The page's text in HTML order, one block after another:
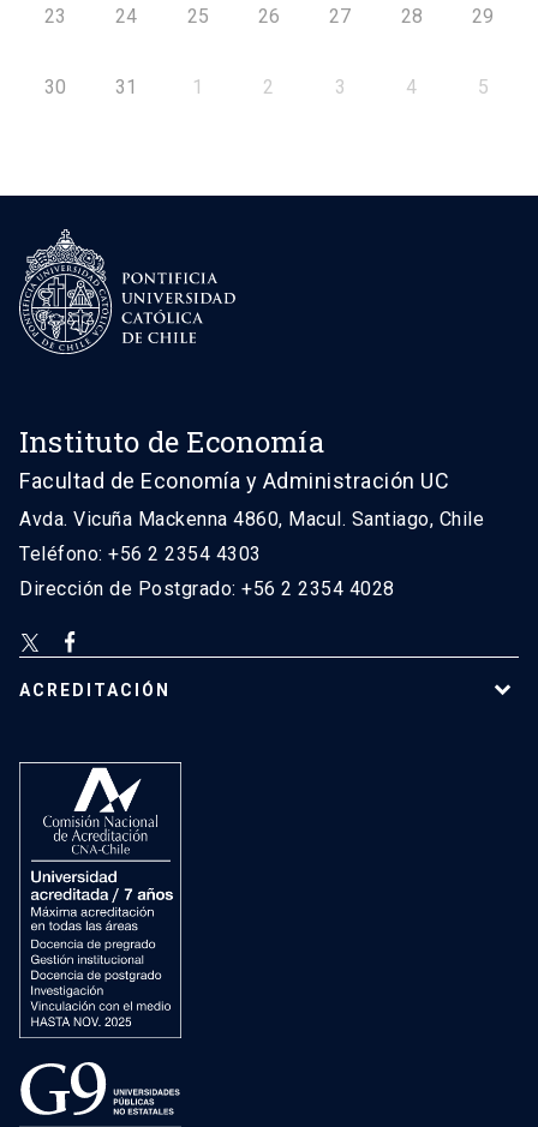
23 24 25 26 27 28 29
30 31 1 2 3 4 5
Instituto de Economía
Facultad de Economía y Administración UC
Avda. Vicuña Mackenna 4860, Macul. Santiago, Chile
Teléfono: +56 2 2354 4303
Dirección de Postgrado: +56 2 2354 4028
ACREDITACIÓN